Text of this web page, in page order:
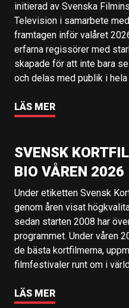
initierad av Svenska
Television i samarbete
framtagen inför valåret
erfarna regissörer med
skapade för att inte bara
och delas med publik i hela
LÄS MER
SVENSK
BIO VÅREN 2026
Under etiketten Svensk
genom åren visat
sedan starten 2008 har
programmet. Under våren
de bästa kortfilmerna,
filmfestivaler runt om i
LÄS MER